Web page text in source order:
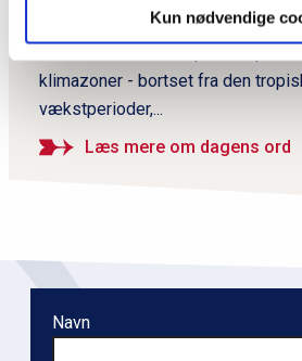
Kun nødvendige
a
en arkæologisk metode til
klimazoner - bortset fra den
vækstperioder,...
Læs mere om dagens ord
Navn